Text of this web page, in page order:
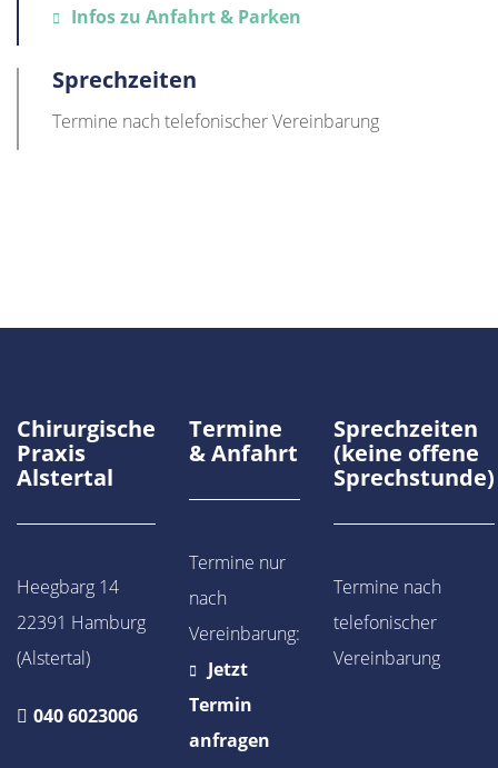
Infos zu Anfahrt & Parken
Sprechzeiten
Termine nach telefonischer Vereinbarung
Chirurgische
Praxis
Alstertal
Heegbarg 14
22391 Hamburg
(Alstertal)
040 6023006
Termine
& Anfahrt
Termine nur
nach
Vereinbarung:
Jetzt
Termin
anfragen
Sprechzeiten
(keine offene
Sprechstunde)
Termine nach
telefonischer
Vereinbarung